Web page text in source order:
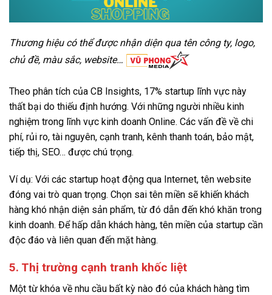
Thương hiệu có thể được nhận diện qua tên công ty, logo,
chủ đề, màu sắc, website…
Theo phân tích của CB Insights, 17% startup lĩnh vực này
thất bại do thiếu định hướng. Với những người nhiều kinh
nghiệm trong lĩnh vực kinh doanh Online. Các vấn đề về chi
phí, rủi ro, tài nguyên, cạnh tranh, kênh thanh toán, bảo mật,
tiếp thị, SEO… được chú trọng.
Ví dụ: Với các startup hoạt động qua Internet, tên website
đóng vai trò quan trọng. Chọn sai tên miền sẽ khiến khách
hàng khó nhận diện sản phẩm, từ đó dẫn đến khó khăn trong
kinh doanh. Để hấp dẫn khách hàng, tên miền của startup cần
độc đáo và liên quan đến mặt hàng.
5. Thị trường cạnh tranh khốc liệt
Một từ khóa về nhu cầu bất kỳ nào đó của khách hàng tìm